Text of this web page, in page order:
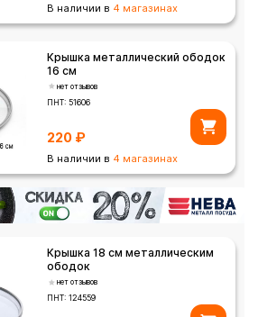
В наличии в 4 магазинах
Крышка металлический ободок
16 см
нет отзывов
ПНТ:51606
220 ₽
В наличии в 4 магазинах
Крышка 18 см металлическим
ободок
нет отзывов
ПНТ:124559